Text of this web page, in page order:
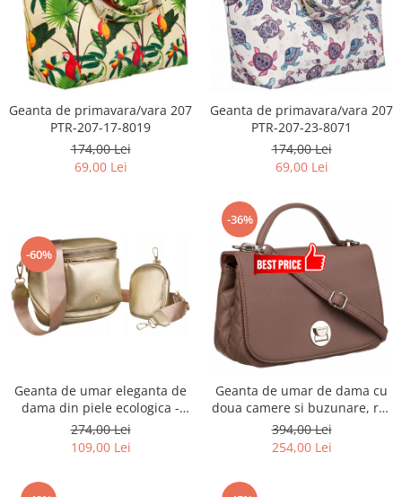
Geanta de primavara/vara 207
PTR-207-17-8019
174,00 Lei
69,00 Lei
Geanta de primavara/vara 207
PTR-207-23-8071
174,00 Lei
69,00 Lei
-60%
Geanta de umar eleganta de
dama din piele ecologica -
Rovicky PTR-R-KP-04-HRH-
4034 GOL
274,00 Lei
109,00 Lei
-36%
Geanta de umar de dama cu
doua camere si buzunare, roz
- David Jones PTR-6835-1
D.PINE
394,00 Lei
254,00 Lei